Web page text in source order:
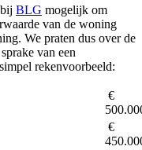
BLG mogelijk om
van de woning
We praten dus over de
van een
rekenvoorbeeld:
€
€